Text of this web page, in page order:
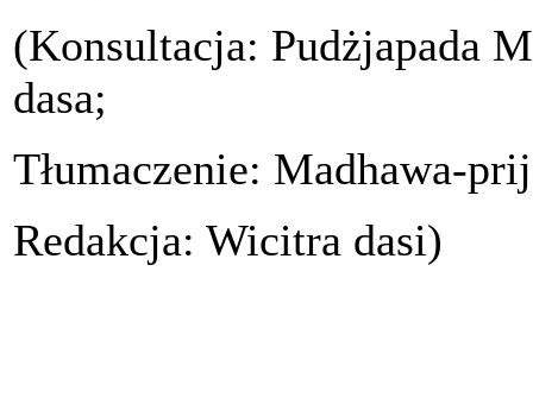
(Konsultacja: Pudżjapada
dasa;
Tłumaczenie: Madhawa-
Redakcja: Wicitra dasi)